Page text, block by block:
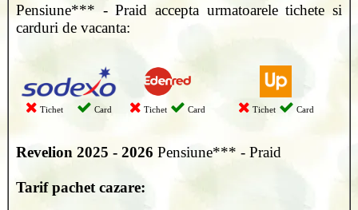
Pensiune*** - Praid accepta urmatoarele tichete si
carduri de vacanta:
Tichet Card Tichet Card Tichet Card
Revelion 2025 - 2026 Pensiune*** - Praid
Tarif pachet cazare: